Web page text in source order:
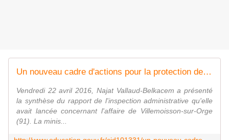
Un nouveau cadre d'actions pour la protection des mineurs contre les faits de pédophilie et de violences
Vendredi 22 avril 2016, Najat Vallaud-Belkacem a présenté
la synthèse du rapport de l'inspection administrative qu'elle
avait lancée concernant l'affaire de Villemoisson-sur-Orge
(91). La minis...